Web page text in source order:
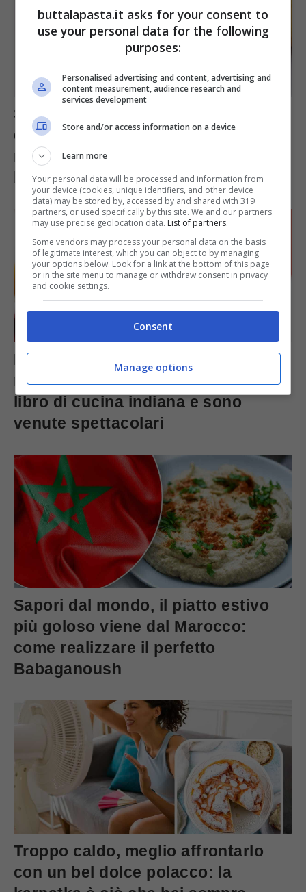
Si chiamano paparajotes, le frittelle
di limone spagnole più buone del
mondo: ti verrà l’acquolina in
bocca
Patate al curry, ho trovato questa
ricetta semplificata in un vecchio
libro di cucina indiana e sono
venute spettacolari
Sapori dal mondo, il piatto estivo
più goloso viene dal Marocco:
come realizzare il perfetto
Babaganoush
Troppo caldo, meglio affrontarlo
con un bel dolce polacco: la
buttalapasta.it asks for your consent to
use your personal data for the following
purposes:
Personalised advertising and content, advertising and
content measurement, audience research and
services development
Store and/or access information on a device
Learn more
Your personal data will be processed and information from
your device (cookies, unique identifiers, and other device
data) may be stored by, accessed by and shared with 319
partners, or used specifically by this site. We and our partners
may use precise geolocation data. List of partners.
Some vendors may process your personal data on the basis
of legitimate interest, which you can object to by managing
your options below. Look for a link at the bottom of this page
or in the site menu to manage or withdraw consent in privacy
and cookie settings.
Consent
Manage options